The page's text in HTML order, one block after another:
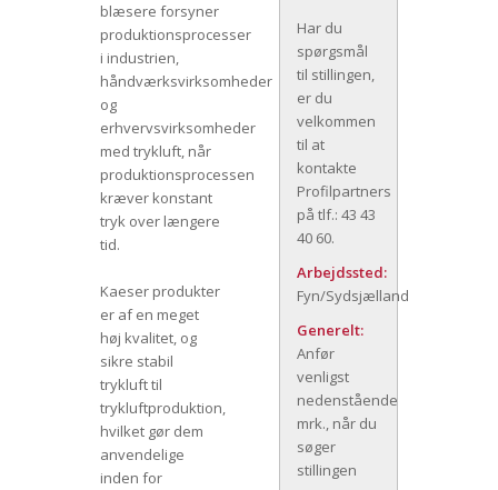
blæsere forsyner
produktionsprocesser
i industrien,
håndværksvirksomheder
og
erhvervsvirksomheder
med trykluft, når
produktionsprocessen
kræver konstant
tryk over længere
tid.
Kaeser produkter
er af en meget
høj kvalitet, og
sikre stabil
trykluft til
trykluftproduktion,
hvilket gør dem
anvendelige
inden for
Har du
spørgsmål
til stillingen,
er du
velkommen
til at
kontakte
Profilpartners
på tlf.: 43 43
40 60.
Arbejdssted:
Fyn/Sydsjælland
Generelt:
Anfør
venligst
nedenstående
mrk., når du
søger
stillingen